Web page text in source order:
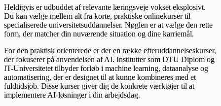
Heldigvis er udbuddet af relevante læringsveje vokset eksplosivt.
Du kan vælge mellem alt fra korte, praktiske onlinekurser til
specialiserede universitetsuddannelser. Nøglen er at vælge den rette
form, der matcher din nuværende situation og dine karriemål.
For den praktisk orienterede er der en række efteruddannelseskurser,
der fokuserer på anvendelsen af AI. Institutter som DTU Diplom og
IT-Universitetet tilbyder forløb i machine learning, dataanalyse og
automatisering, der er designet til at kunne kombineres med et
fuldtidsjob. Disse kurser giver dig de konkrete værktøjer til at
implementere AI-løsninger i din arbejdsdag.